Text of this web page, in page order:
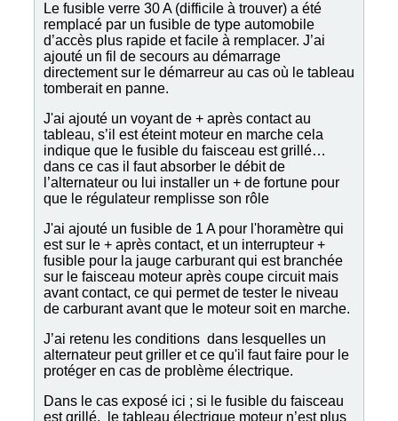
Le fusible verre 30 A (difficile à trouver) a été
remplacé par un fusible de type automobile
d’accès plus rapide et facile à remplacer. J’ai
ajouté un fil de secours au démarrage
directement sur le démarreur au cas où le tableau
tomberait en panne.
J'ai ajouté un voyant de + après contact au
tableau, s’il est éteint moteur en marche cela
indique que le fusible du faisceau est grillé…
dans ce cas il faut absorber le débit de
l’alternateur ou lui installer un + de fortune pour
que le régulateur remplisse son rôle
J'ai ajouté un fusible de 1 A pour l'horamètre qui
est sur le + après contact, et un interrupteur +
fusible pour la jauge carburant qui est branchée
sur le faisceau moteur après coupe circuit mais
avant contact, ce qui permet de tester le niveau
de carburant avant que le moteur soit en marche.
J’ai retenu les conditions dans lesquelles un
alternateur peut griller et ce qu'il faut faire pour le
protéger en cas de problème électrique.
Dans le cas exposé ici ; si le fusible du faisceau
est grillé, le tableau électrique moteur n’est plus